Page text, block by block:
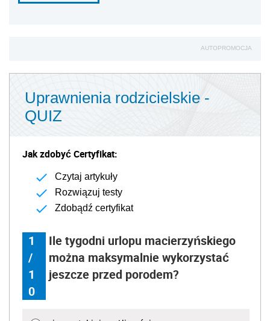
AUTOPROMOCJA
Uprawnienia rodzicielskie -
QUIZ
Jak zdobyć Certyfikat:
Czytaj artykuły
Rozwiązuj testy
Zdobądź certyfikat
1
/
1
0
Ile tygodni urlopu macierzyńskiego
można maksymalnie wykorzystać
jeszcze przed porodem?